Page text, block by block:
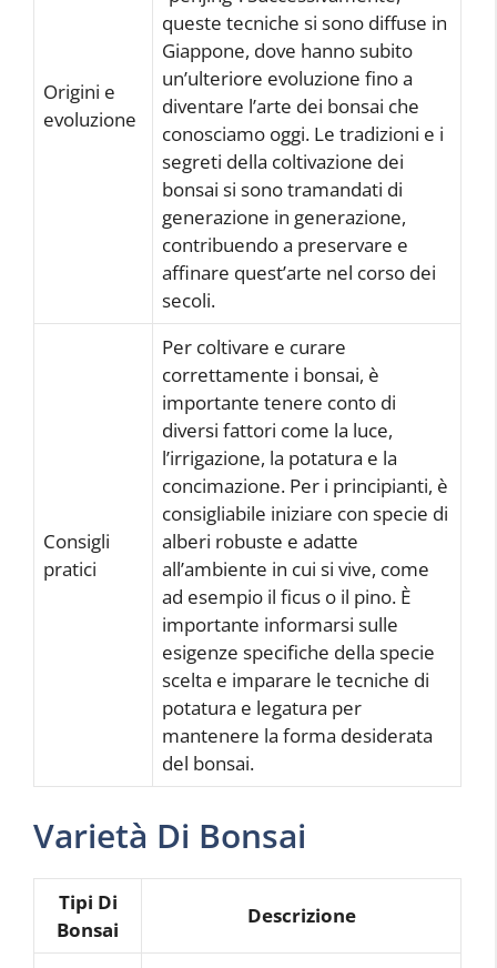
Origini e
evoluzione
queste tecniche si sono diffuse in
Giappone, dove hanno subito
un’ulteriore evoluzione fino a
diventare l’arte dei bonsai che
conosciamo oggi. Le tradizioni e i
segreti della coltivazione dei
bonsai si sono tramandati di
generazione in generazione,
contribuendo a preservare e
affinare quest’arte nel corso dei
secoli.
Consigli
pratici
Per coltivare e curare
correttamente i bonsai, è
importante tenere conto di
diversi fattori come la luce,
l’irrigazione, la potatura e la
concimazione. Per i principianti, è
consigliabile iniziare con specie di
alberi robuste e adatte
all’ambiente in cui si vive, come
ad esempio il ficus o il pino. È
importante informarsi sulle
esigenze specifiche della specie
scelta e imparare le tecniche di
potatura e legatura per
mantenere la forma desiderata
del bonsai.
Varietà Di Bonsai
Tipi Di
Bonsai
Descrizione